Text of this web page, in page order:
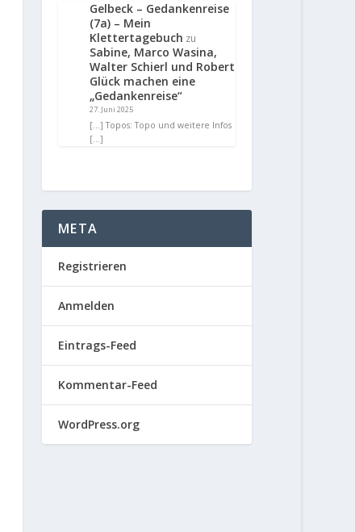
Gelbeck – Gedankenreise
(7a) – Mein
Klettertagebuch zu
Sabine, Marco Wasina,
Walter Schierl und Robert
Glück machen eine
„Gedankenreise“
27. Juni 2025
[…] Topos: Topo und weitere Infos
[…]
META
Registrieren
Anmelden
Eintrags-Feed
Kommentar-Feed
WordPress.org